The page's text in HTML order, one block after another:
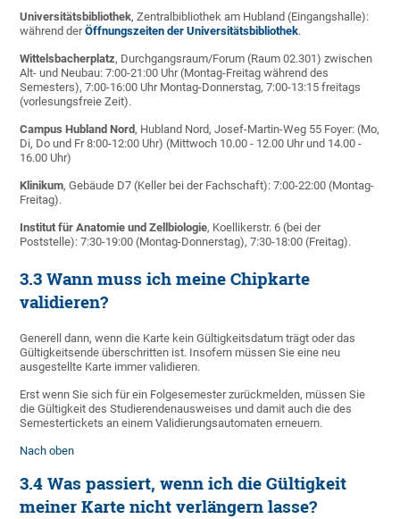
Universitätsbibliothek, Zentralbibliothek am Hubland (Eingangshalle):
während derÖffnungszeiten der Universitätsbibliothek.
Wittelsbacherplatz, Durchgangsraum/Forum (Raum 02.301) zwischen
Alt- und Neubau: 7:00-21:00 Uhr (Montag-Freitag während des
Semesters), 7:00-16:00 Uhr Montag-Donnerstag, 7:00-13:15 freitags
(vorlesungsfreie Zeit).
Campus Hubland Nord, Hubland Nord, Josef-Martin-Weg 55 Foyer: (Mo,
Di, Do und Fr 8:00-12:00 Uhr) (Mittwoch 10.00 - 12.00 Uhr und 14.00 -
16.00 Uhr)
Klinikum, Gebäude D7 (Keller bei der Fachschaft): 7:00-22:00 (Montag-
Freitag).
Institut für Anatomie und Zellbiologie, Koellikerstr. 6 (bei der
Poststelle): 7:30-19:00 (Montag-Donnerstag), 7:30-18:00 (Freitag).
3.3 Wann muss ich meine Chipkarte
validieren?
Generell dann, wenn die Karte kein Gültigkeitsdatum trägt oder das
Gültigkeitsende überschritten ist. Insofern müssen Sie eine neu
ausgestellte Karte immer validieren.
Erst wenn Sie sich für ein Folgesemester zurückmelden, müssen Sie
die Gültigkeit des Studierendenausweises und damit auch die des
Semestertickets an einem Validierungsautomaten erneuern.
Nach oben
3.4 Was passiert, wenn ich die Gültigkeit
meiner Karte nicht verlängern lasse?